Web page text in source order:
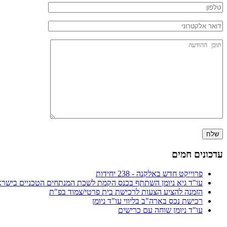
עדכונים חמים
פרוייקט חדש באלקנה - 238 יחידות
עו"ד גיא ניומן השתתף בכנס הקמת לשכת המנתחים הטכניים
הזמנה להציע הצעות לרכישת בית פרטי/צמוד בפ"ת
רכישת נכס בארה"ב בליווי עו"ד ניומן
עו"ד ניומן שוחה עם כרישים